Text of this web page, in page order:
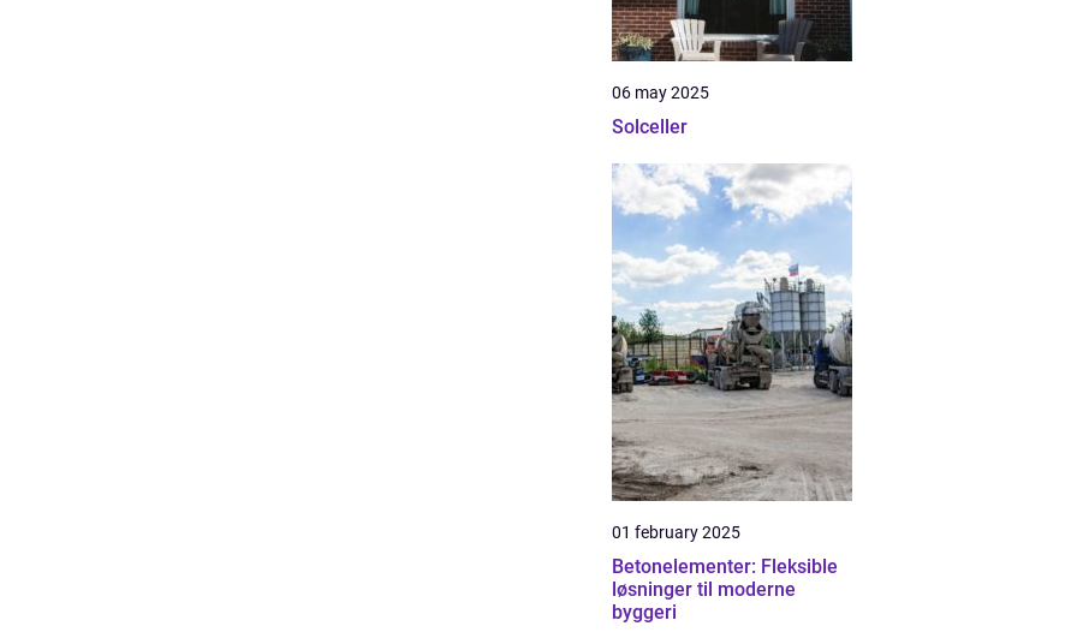
06 may 2025
Solceller
01 february 2025
Betonelementer: Fleksible
løsninger til moderne
byggeri